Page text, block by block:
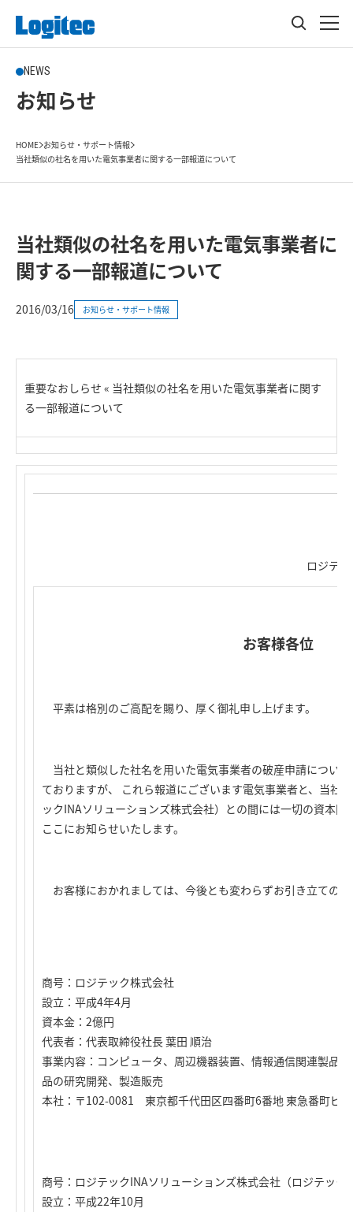
NEWS
お知らせ
HOME お知らせ・サポート情報
当社類似の社名を用いた電気事業者に関する一部報道について
当社類似の社名を用いた電気事業者に
関する一部報道について
2016/03/16 お知らせ・サポート情報
重要なおしらせ « 当社類似の社名を用いた電気事業者に関す
る一部報道について
ロジテ
お客様各位
平素は格別のご高配を賜り、厚く御礼申し上げます。
当社と類似した社名を用いた電気事業者の破産申請につい
ておりますが、 これら報道にございます電気事業者と、当社
ックINAソリューションズ株式会社）との間には一切の資本
ここにお知らせいたします。
お客様におかれましては、今後とも変わらずお引き立ての
商号：ロジテック株式会社
設立：平成4年4月
資本金：2億円
代表者：代表取締役社長 葉田 順治
事業内容：コンピュータ、周辺機器装置、情報通信関連製品
品の研究開発、製造販売
本社：〒102-0081 東京都千代田区四番町6番地 東急番町ビ
商号：ロジテックINAソリューションズ株式会社（ロジテッ
設立：平成22年10月